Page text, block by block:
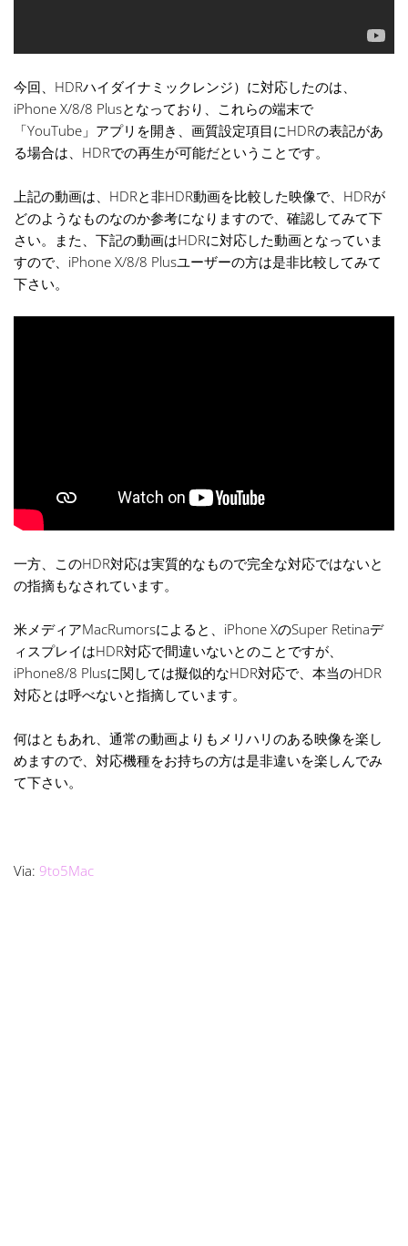
今回、HDRハイダイナミックレンジ）に対応したのは、
iPhone X/8/8 Plusとなっており、これらの端末で
「YouTube」アプリを開き、画質設定項目にHDRの表記があ
る場合は、HDRでの再生が可能だということです。
上記の動画は、HDRと非HDR動画を比較した映像で、HDRが
どのようなものなのか参考になりますので、確認してみて下
さい。また、下記の動画はHDRに対応した動画となっていま
すので、iPhone X/8/8 Plusユーザーの方は是非比較してみて
下さい。
一方、このHDR対応は実質的なもので完全な対応ではないと
の指摘もなされています。
米メディアMacRumorsによると、iPhone XのSuper Retinaデ
ィスプレイはHDR対応で間違いないとのことですが、
iPhone8/8 Plusに関しては擬似的なHDR対応で、本当のHDR
対応とは呼べないと指摘しています。
何はともあれ、通常の動画よりもメリハリのある映像を楽し
めますので、対応機種をお持ちの方は是非違いを楽しんでみ
て下さい。
Via: 9to5Mac